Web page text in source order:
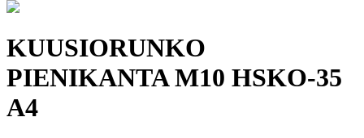
KUUSIORUNKO
PIENIKANTA M10 HSKO-35
A4